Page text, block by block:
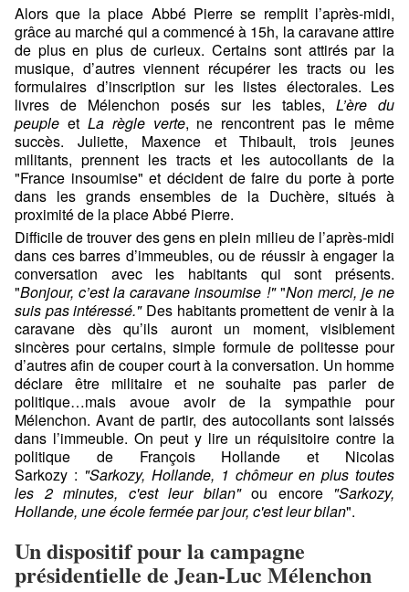
Alors que la place Abbé Pierre se remplit l’après-midi,
grâce au marché qui a commencé à 15h, la caravane attire
de plus en plus de curieux. Certains sont attirés par la
musique, d’autres viennent récupérer les tracts ou les
formulaires d’inscription sur les listes électorales. Les
livres de Mélenchon posés sur les tables, L’ère du
peuple et La règle verte, ne rencontrent pas le même
succès. Juliette, Maxence et Thibault, trois jeunes
militants, prennent les tracts et les autocollants de la
"France insoumise" et décident de faire du porte à porte
dans les grands ensembles de la Duchère, situés à
proximité de la place Abbé Pierre.
Difficile de trouver des gens en plein milieu de l’après-midi
dans ces barres d’immeubles, ou de réussir à engager la
conversation avec les habitants qui sont présents.
"Bonjour, c’est la caravane insoumise !""Non merci, je ne
suis pas intéressé."Des habitants promettent de venir à la
caravane dès qu’ils auront un moment, visiblement
sincères pour certains, simple formule de politesse pour
d’autres afin de couper court à la conversation. Un homme
déclare être militaire et ne souhaite pas parler de
politique…mais avoue avoir de la sympathie pour
Mélenchon. Avant de partir, des autocollants sont laissés
dans l’immeuble. On peut y lire un réquisitoire contre la
politique de François Hollande et Nicolas
Sarkozy : "Sarkozy, Hollande, 1 chômeur en plus toutes
les 2 minutes, c'est leur bilan" ou encore"Sarkozy,
Hollande, une école fermée par jour, c'est leur bilan".
Un dispositif pour la campagne
présidentielle de Jean-Luc Mélenchon